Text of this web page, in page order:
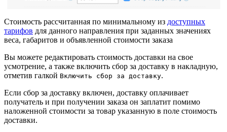
Стоимость рассчитанная по минимальному из доступных
тарифов для данного направления при заданных значениях
веса, габаритов и объявленной стоимости заказа
Вы можете редактировать стоимость доставки на свое
усмотрение, а также включить сбор за доставку в накладную,
отметив галкой Включить сбор за доставку.
Если сбор за доставку включен, доставку оплачивает
получатель и при получении заказа он заплатит помимо
наложенной стоимости за товар указанную в поле стоимость
доставки.